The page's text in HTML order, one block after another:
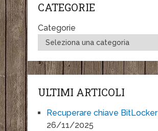
CATEGORIE
Categorie
ULTIMI ARTICOLI
Recuperare chiave BitLocker
26/11/2025